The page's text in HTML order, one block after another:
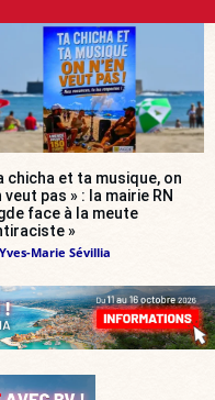
chicha et ta musique, on
veut pas » : la mairie RN
face à la meute
»
Yves-Marie Sévillia